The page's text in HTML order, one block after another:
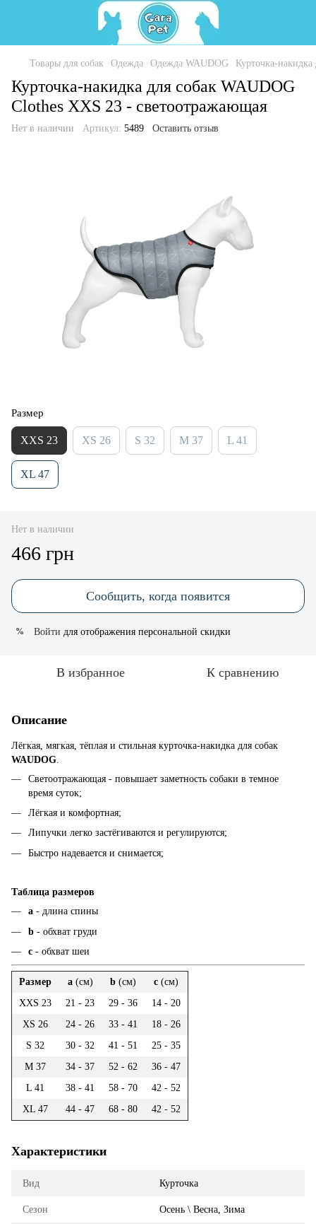
Товары для собак Одежда Одежда WAUDOG Курточка-
Курточка-накидка для собак WAUDOG
Clothes XXS 23 - светоотражающая
Нет в наличии Артикул: 5489 Оставить отзыв
Размер
XXS 23 XS 26 S 32 M 37 L 41
XL 47
Нет в наличии
466 грн
Сообщить, когда появится
% Войти для отображения персональной скидки
В избранное К сравнению
Описание
Лёгкая, мягкая, тёплая и стильная курточка-накидка для собак
WAUDOG
Светоотражающая - повышает заметность собаки в темное
время суток;
Лёгкая и комфортная;
Липучки легко застёгиваются и регулируются;
Быстро надевается и снимается;
Таблица размеров
а - длина спины
b - обхват груди
c - обхват шеи
Размер a(см) b (см) c (см)
XXS 23
21 - 23 29 - 36
14 - 20
XS 26
24 - 26 33 - 41
18 - 26
S 32
30 - 32 41 - 51
25 - 35
M 37
34 - 37 52 - 62
36 - 47
L 41
38 - 41 58 - 70
42 - 52
XL 47
44 - 47 68 - 80 42 - 52
Характеристики
Вид Курточка
Сезон Осень \ Весна, Зима